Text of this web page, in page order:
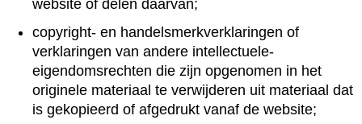
website of delen daarvan;
copyright- en handelsmerkverklaringen of
verklaringen van andere intellectuele-
eigendomsrechten die zijn opgenomen in het
originele materiaal te verwijderen uit materiaal dat
is gekopieerd of afgedrukt vanaf de website;